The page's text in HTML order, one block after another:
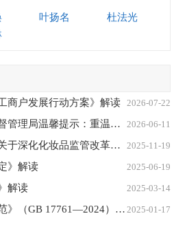
叶扬名
杜法光
商户发展行动方案》解读 2026-07-22
法规天地｜广东省市场监督管理局温馨提示：重温《特种设备重大事故隐患判定准则》解读与释义，认真落实排查整治风险隐患主体责任 2026-06-11
解读来啦！《国家药监局关于深化化妆品监管改革促进产业高质量发展的意见》 2025-11-19
》解读 2025-06-19
解读 2025-03-14
《电动自行车安全技术规范》（GB 17761—2024）强制性国家标准主要技术内容问答 2025-01-17